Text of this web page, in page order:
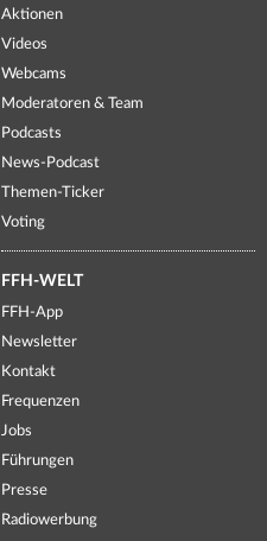
Aktionen
Videos
Webcams
Moderatoren & Team
Podcasts
News-Podcast
Themen-Ticker
Voting
FFH-WELT
FFH-App
Newsletter
Kontakt
Frequenzen
Jobs
Führungen
Presse
Radiowerbung